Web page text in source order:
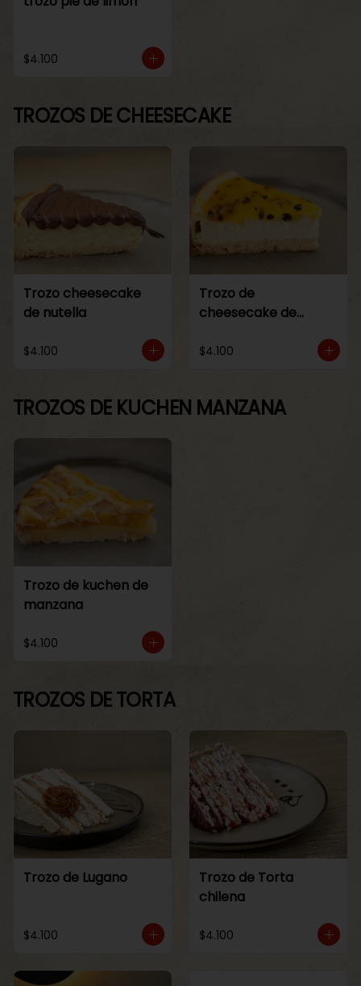
$4.100
TROZOS DE CHEESECAKE
Trozo cheesecake
de nutella
$4.100
Trozo de
cheesecake de
$4.100
TROZOS DE KUCHEN MANZANA
Trozo de kuchen de
manzana
$4.100
TROZOS DE TORTA
Trozo de Lugano
$4.100
Trozo de Torta
chilena
$4.100